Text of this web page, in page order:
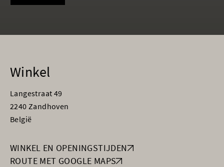
Winkel
Langestraat 49
2240 Zandhoven
België
WINKEL EN OPENINGSTIJDEN
ROUTE MET GOOGLE MAPS